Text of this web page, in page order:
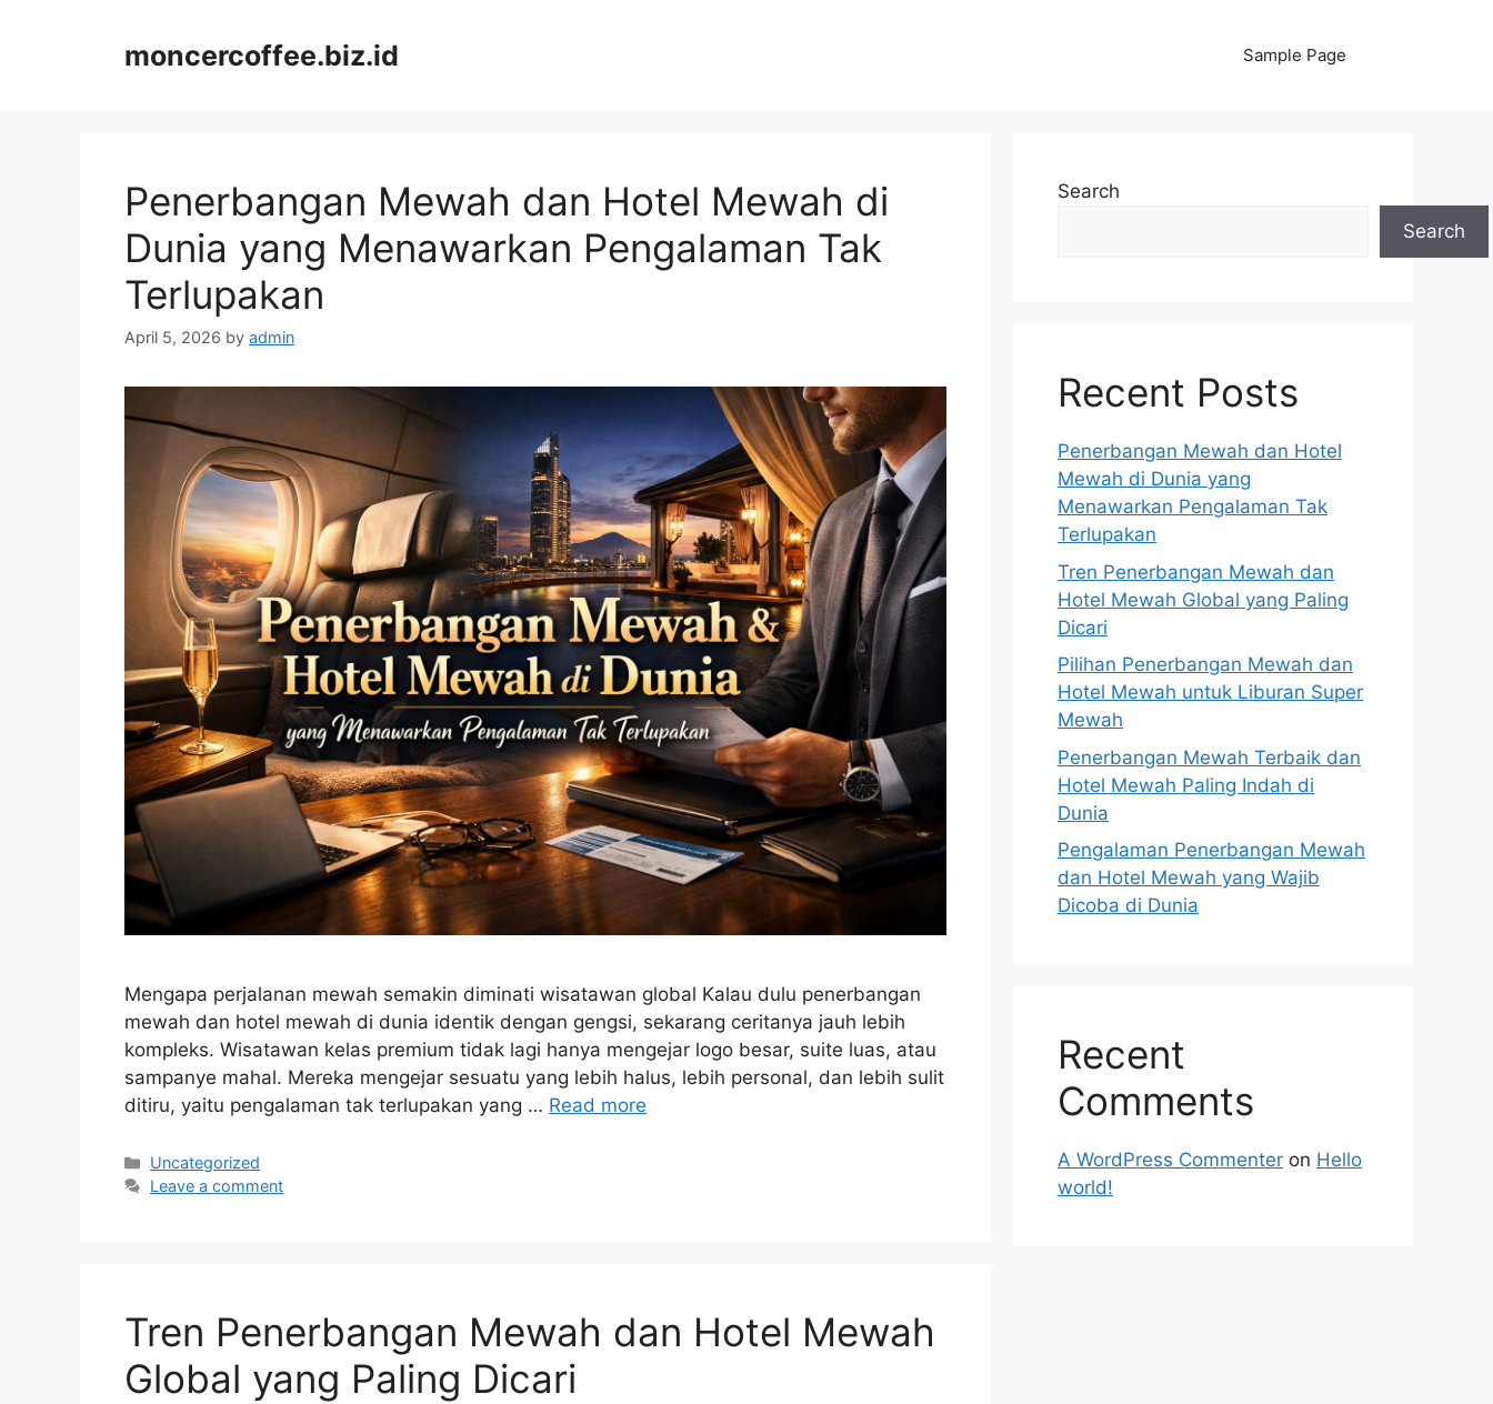
moncercoffee.biz.id Sample Page
Penerbangan Mewah dan Hotel Mewah di
Dunia yang Menawarkan Pengalaman Tak
Terlupakan
April 5, 2026 by admin
Mengapa perjalanan mewah semakin diminati wisatawan global Kalau dulu penerbangan
mewah dan hotel mewah di dunia identik dengan gengsi, sekarang ceritanya jauh lebih
kompleks. Wisatawan kelas premium tidak lagi hanya mengejar logo besar, suite luas, atau
sampanye mahal. Mereka mengejar sesuatu yang lebih halus, lebih personal, dan lebih sulit
ditiru, yaitu pengalaman tak terlupakan yang … Read more
Categories
Uncategorized
Leave a comment
Tren Penerbangan Mewah dan Hotel Mewah
Global yang Paling Dicari
Search
Search
Recent Posts
Penerbangan Mewah dan Hotel
Mewah di Dunia yang
Menawarkan Pengalaman Tak
Terlupakan
Tren Penerbangan Mewah dan
Hotel Mewah Global yang Paling
Dicari
Pilihan Penerbangan Mewah dan
Hotel Mewah untuk Liburan Super
Mewah
Penerbangan Mewah Terbaik dan
Hotel Mewah Paling Indah di
Dunia
Pengalaman Penerbangan Mewah
dan Hotel Mewah yang Wajib
Dicoba di Dunia
Recent
Comments
A WordPress Commenter on Hello
world!